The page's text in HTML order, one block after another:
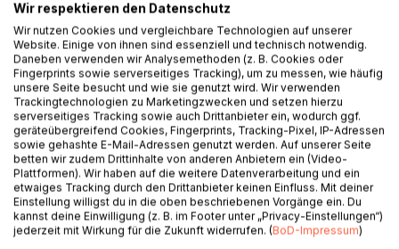
BESCHREIBUNG
Dieses Heft ist ein Nachdruck der im Jahr 1940
herausgegebenen geheimen, militärischen Vorschrift
H.Dv.g. 14, M.Dv.Nr. 168, L.Dv.g. 14 "Schlüsselanleitung zur
Schlüsselmaschine Enigma".
In dieser Neuauflage aus dem Jahr 2019 im Format DIN A5
wird die Nutzung der Schlüsselmaschine
(Chiffriermaschine) Enigma beschrieben. Es werden die
erforderlichen Schlüsselunterlagen, das Verschlüsseln, das
Entschlüsseln und die Anwendung von Ersatz- und
Notschlüsseln erklärt.
Wir respektieren den Datenschutz
Wir nutzen Cookies und vergleichbare Technologien auf unserer
Website. Einige von ihnen sind essenziell und technisch notwendig.
Daneben verwenden wir Analysemethoden (z. B. Cookies oder
Fingerprints sowie serverseitiges Tracking), um zu messen, wie häufig
unsere Seite besucht und wie sie genutzt wird. Wir verwenden
Trackingtechnologien zu Marketingzwecken und setzen hierzu
serverseitiges Tracking sowie auch Drittanbieter ein, wodurch ggf.
geräteübergreifend Cookies, Fingerprints, Tracking-Pixel, IP-Adressen
sowie gehashte E-Mail-Adressen genutzt werden. Auf unserer Seite
betten wir zudem Drittinhalte von anderen Anbietern ein (Video-
Plattformen). Wir haben auf die weitere Datenverarbeitung und ein
etwaiges Tracking durch den Drittanbieter keinen Einfluss. Mit deiner
Einstellung willigst du in die oben beschriebenen Vorgänge ein. Du
kannst deine Einwilligung (z. B. im Footer unter „Privacy-Einstellungen“)
jederzeit mit Wirkung für die Zukunft widerrufen. (BoD-Impressum)